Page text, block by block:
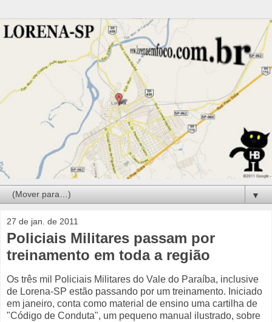
▼
27 de jan. de 2011
Policiais Militares passam por
treinamento em toda a região
Os três mil Policiais Militares do Vale do Paraíba, inclusive
de Lorena-SP estão passando por um treinamento. Iniciado
em janeiro, conta como material de ensino uma cartilha de
"Código de Conduta", um pequeno manual ilustrado, sobre